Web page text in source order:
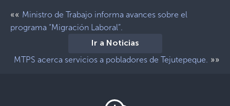
«« Ministro de Trabajo informa avances sobre el
programa “Migración Laboral”.
Ir a Noticias
MTPS acerca servicios a pobladores de Tejutepeque. »»